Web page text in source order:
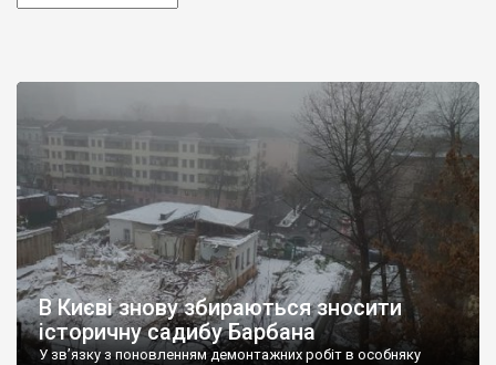
В Києві знову збираються зносити
історичну садибу Барбана
У зв’язку з поновленням демонтажних робіт в особняку